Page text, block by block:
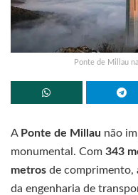
Ponte de Millau
A Ponte de Millau não
monumental. Com 343
metros de comprimento,
da engenharia de